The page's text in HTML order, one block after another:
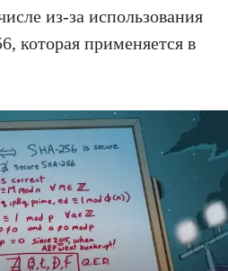
из-за использования
которая применяется в